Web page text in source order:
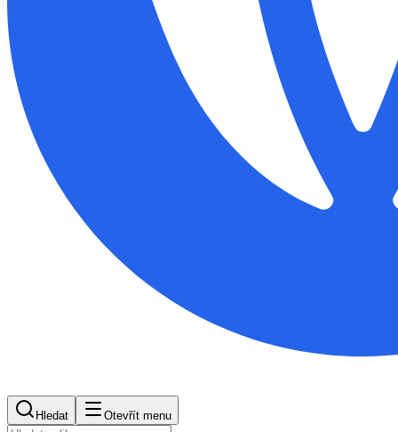
Hledat Otevřít menu